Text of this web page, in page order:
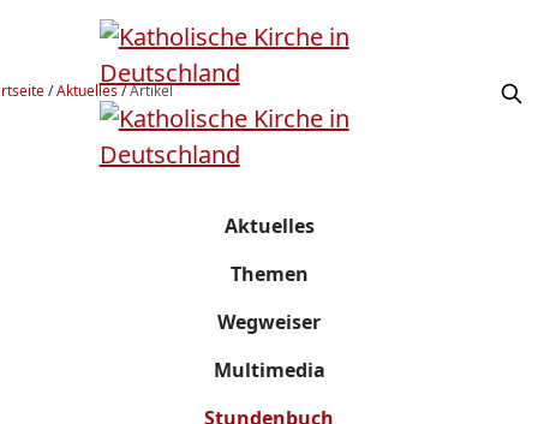
/Aktuelles/Artikel
Aktuelles
Themen
Wegweiser
Multimedia
Stundenbuch